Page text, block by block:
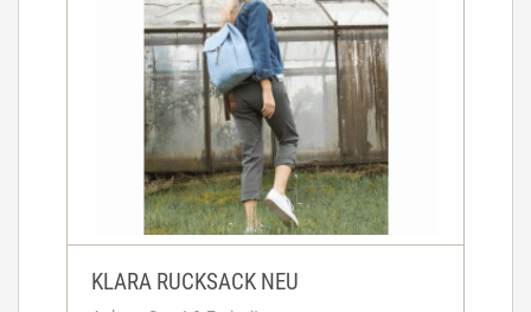
KLARA RUCKSACK NEU